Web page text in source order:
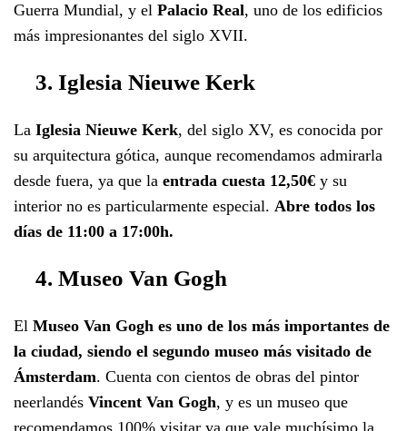
Guerra Mundial, y el Palacio Real, uno de los edificios
más impresionantes del siglo XVII.
3. Iglesia Nieuwe Kerk
La Iglesia Nieuwe Kerk, del siglo XV, es conocida por
su arquitectura gótica, aunque recomendamos admirarla
desde fuera, ya que la entrada cuesta 12,50€ y su
interior no es particularmente especial. Abre todos los
días de 11:00 a 17:00h.
4. Museo Van Gogh
El Museo Van Gogh es uno de los más importantes de
la ciudad, siendo el segundo museo más visitado de
Ámsterdam. Cuenta con cientos de obras del pintor
neerlandés Vincent Van Gogh, y es un museo que
recomendamos 100% visitar ya que vale muchísimo la